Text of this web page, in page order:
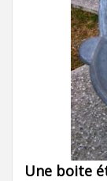
Une boite